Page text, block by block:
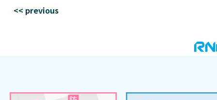
<< previous